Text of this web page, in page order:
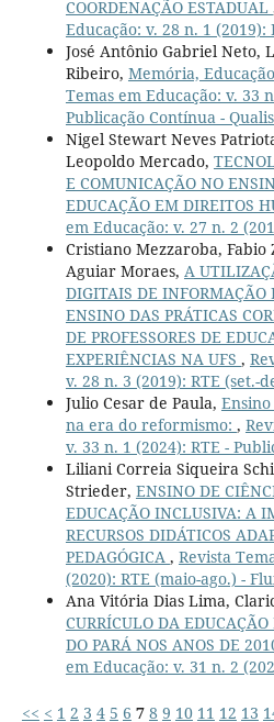
COORDENAÇÃO ESTADUAL
Educação: v. 28 n. 1 (2019):
José Antônio Gabriel Neto,
Ribeiro, Memória,
Temas em Educação: v. 33
Publicação Contínua -
Nigel Stewart Neves
Leopoldo Mercado,
E COMUNICAÇÃO NO
EDUCAÇÃO EM DIREITOS
em Educação: v. 27 n. 2
Cristiano Mezzaroba,
Aguiar Moraes, A
DIGITAIS DE INFORMAÇÃO
ENSINO DAS PRÁTICAS
DE PROFESSORES DE
EXPERIÊNCIAS NA UFS ,
v. 28 n. 3 (2019): RTE (set.-
Julio Cesar de Paula,
na era do reformismo: ,
v. 33 n. 1 (2024): RTE -
Liliani Correia Siqueira
Strieder, ENSINO DE
EDUCAÇÃO INCLUSIVA: A
RECURSOS DIDÁTICOS
PEDAGÓGICA , Revista
(2020): RTE (maio-ago.) -
Ana Vitória Dias Lima,
CURRÍCULO DA
DO PARÁ NOS ANOS DE
em Educação: v. 31 n. 2
<< < 1 2 3 4 5 6 7 8 9 10 11 12 13